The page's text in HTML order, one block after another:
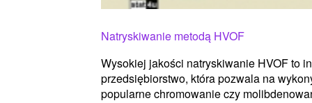
Natryskiwanie metodą HVOF
Wysokiej jakości natryskiwanie HVOF to
przedsiębiorstwo, która pozwala na
popularne chromowanie czy